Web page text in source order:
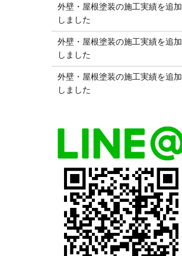
外壁・屋根塗装の施工実績を追加
しました
外壁・屋根塗装の施工実績を追加
しました
外壁・屋根塗装の施工実績を追加
しました